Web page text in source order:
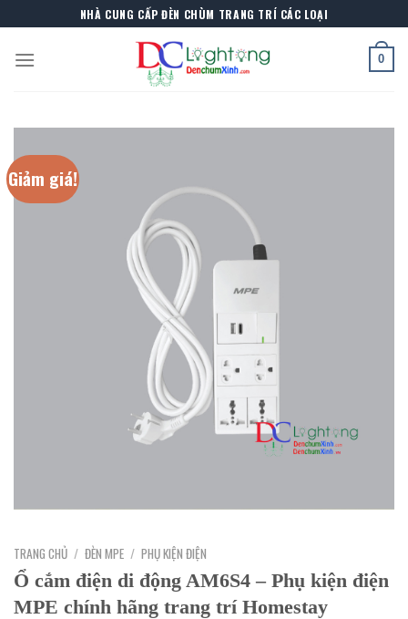
to
content
NHÀ CUNG CẤP ĐÈN CHÙM TRANG TRÍ CÁC LOẠI
0
Giảm giá!
TRANG CHỦ / ĐÈN MPE / PHỤ KIỆN ĐIỆN
Ổ cắm điện di động AM6S4 – Phụ kiện điện
MPE chính hãng trang trí Homestay